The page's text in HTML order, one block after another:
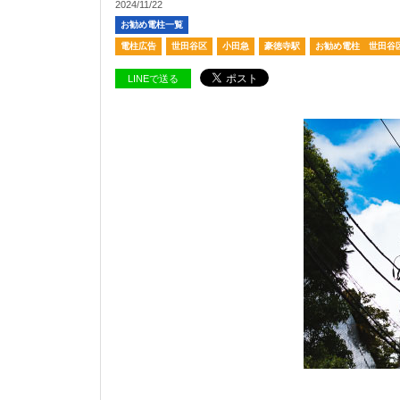
2024/11/22
お勧め電柱一覧
電柱広告 世田谷区 小田急 豪徳寺駅 お勧め電柱 世田谷
LINEで送る